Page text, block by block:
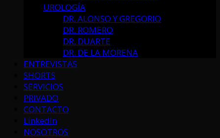
UROLOGÍA
DR. ALONSO Y GREGORIO
DR. ROMERO
DR. DUARTE
DR. DE LA MORENA
ENTREVISTAS
SHORTS
SERVICIOS
PRIVADO
CONTACTO
LinkedIn
NOSOTROS